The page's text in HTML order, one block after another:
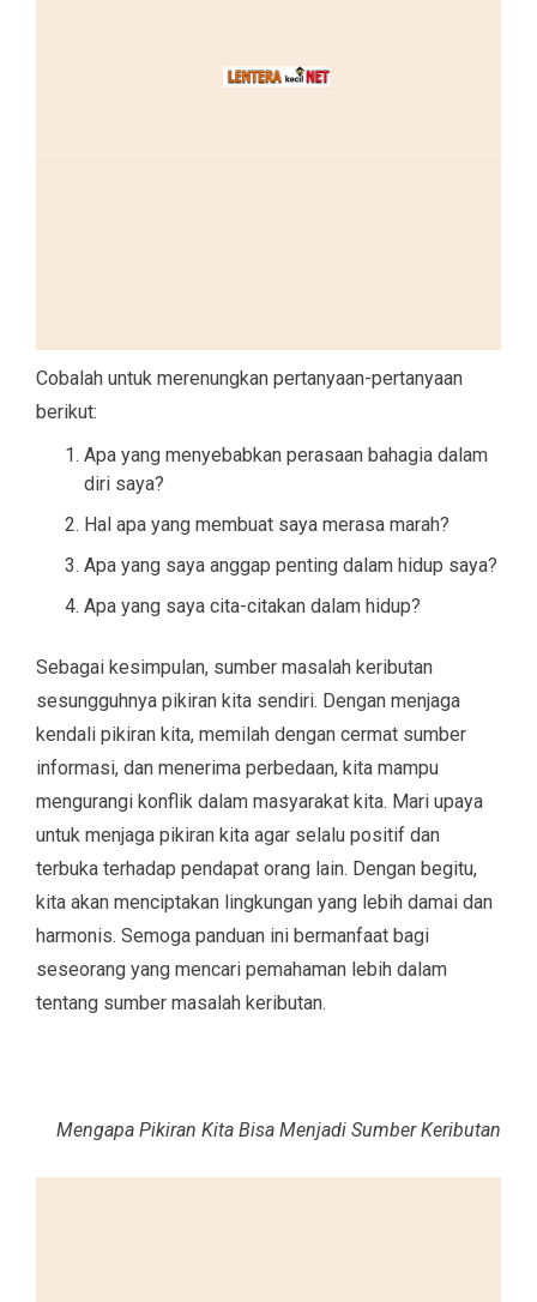
Cobalah untuk merenungkan pertanyaan-pertanyaan
berikut:
Apa yang menyebabkan perasaan bahagia dalam
diri saya?
Hal apa yang membuat saya merasa marah?
Apa yang saya anggap penting dalam hidup saya?
Apa yang saya cita-citakan dalam hidup?
Sebagai kesimpulan, sumber masalah keributan
sesungguhnya pikiran kita sendiri. Dengan menjaga
kendali pikiran kita, memilah dengan cermat sumber
informasi, dan menerima perbedaan, kita mampu
mengurangi konflik dalam masyarakat kita. Mari upaya
untuk menjaga pikiran kita agar selalu positif dan
terbuka terhadap pendapat orang lain. Dengan begitu,
kita akan menciptakan lingkungan yang lebih damai dan
harmonis. Semoga panduan ini bermanfaat bagi
seseorang yang mencari pemahaman lebih dalam
tentang sumber masalah keributan.
Mengapa Pikiran Kita Bisa Menjadi Sumber Keributan